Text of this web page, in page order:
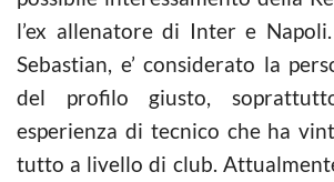
l’ex allenatore di Inter e
Sebastian, e’ considerato la
del profilo giusto,
esperienza di tecnico che ha
tutto a livello di club.